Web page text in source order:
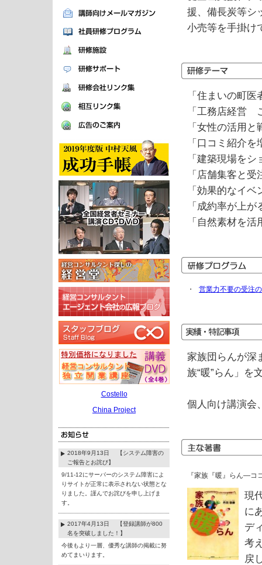
Costello
China Project
2018年9月13日 【システム障害の
ご報告とお詫び】
9/11-12にサーバーのシステム障害によ
りサイトが正常に表示されない状態とな
りました。謹んでお詫びを申し上げま
す。
2017年4月13日 【登録講師が800
名を突破しました！】
今後もより一層、優秀な講師の掲載に努
めてまいります。
援、備長炭等シ
小売等を手掛け
「住まいの町
「工務店経営
「女性の活用と
「口コミ紹介
「建築現場を
「店舗集客と
「効果的なイ
「成約率が上
「自然素材を
・ 営業力不要の受注
家族団らんが深
族“暖”らん」を
個人向け講演会
『家族『暖』らん―コ
現
に
デ
考
戻